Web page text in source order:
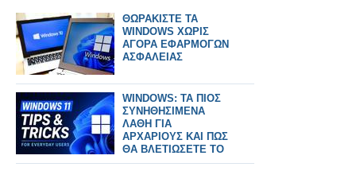
ΘΩΡΑΚΙΣΤΕ ΤΑ
WINDOWS ΧΩΡΙΣ
ΑΓΟΡΑ ΕΦΑΡΜΟΓΩΝ
ΑΣΦΑΛΕΙΑΣ
WINDOWS: ΤΑ ΠΙΟΣ
ΣΥΝΗΘΗΣΙΜΕΝΑ
ΛΑΘΗ ΓΙΑ
ΑΡΧΑΡΙΟΥΣ ΚΑΙ ΠΩΣ
ΘΑ ΒΛΕΤΙΩΣΕΤΕ ΤΟ
ΣΥΣΤΗΜΑ ΣΑΣ